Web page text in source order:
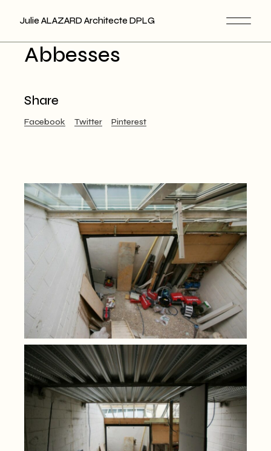
Julie ALAZARD Architecte DPLG
Abbesses
Share
Facebook Twitter Pinterest